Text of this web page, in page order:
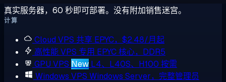
真实服务器，60 秒即可部署。没有附加销售迷宫。
计算
Cloud VPS 共享 EPYC，$2.48/月起
高性能 VPS 专用 EPYC 核心，DDR5
GPU VPS New L4、L40S、H100 按需
Windows VPS Windows Server，完整管理员